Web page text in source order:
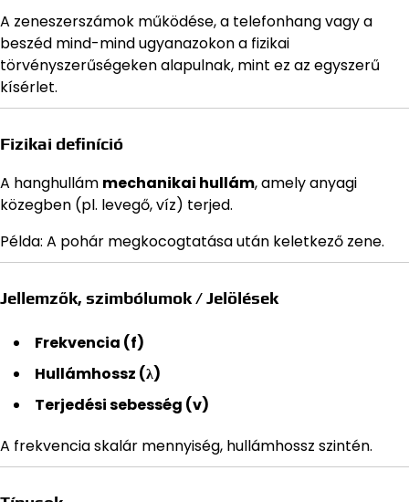
A zeneszerszámok működése, a telefonhang vagy a
beszéd mind-mind ugyanazokon a fizikai
törvényszerűségeken alapulnak, mint ez az egyszerű
kísérlet.
Fizikai definíció
A hanghullám mechanikai hullám, amely anyagi
közegben (pl. levegő, víz) terjed.
Példa: A pohár megkocogtatása után keletkező zene.
Jellemzők, szimbólumok / Jelölések
Frekvencia (f)
Hullámhossz (λ)
Terjedési sebesség (v)
A frekvencia skalár mennyiség, hullámhossz szintén.